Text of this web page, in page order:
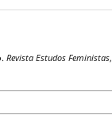
Revista Estudos Feministas,